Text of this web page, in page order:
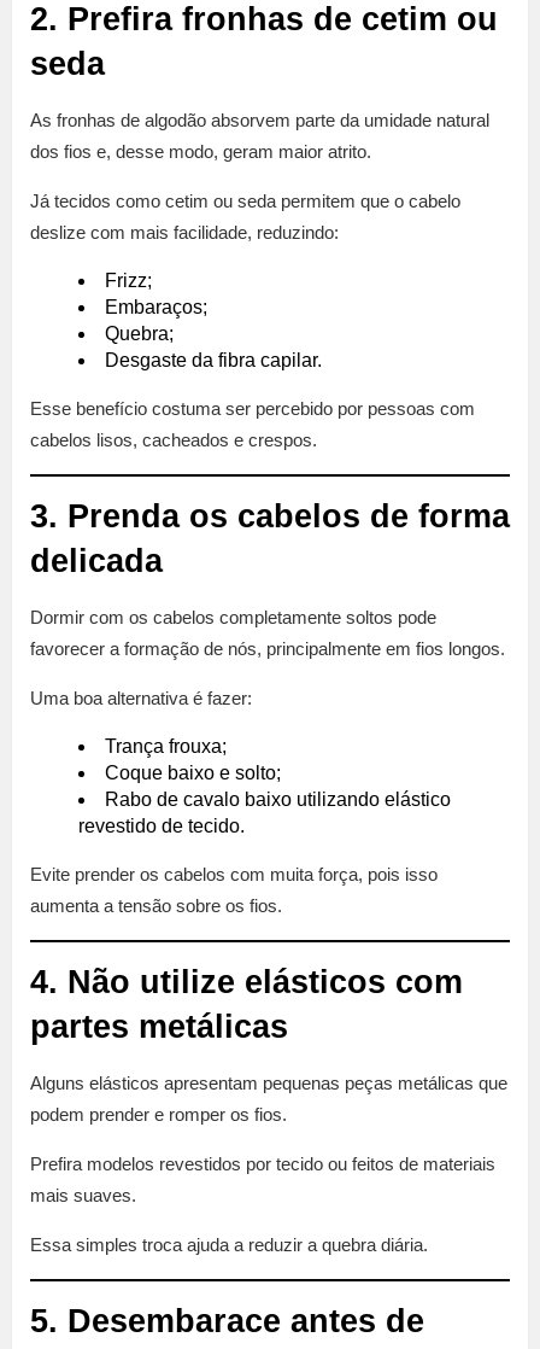
2. Prefira fronhas de cetim ou
seda
As fronhas de algodão absorvem parte da umidade natural
dos fios e, desse modo, geram maior atrito.
Já tecidos como cetim ou seda permitem que o cabelo
deslize com mais facilidade, reduzindo:
Frizz;
Embaraços;
Quebra;
Desgaste da fibra capilar.
Esse benefício costuma ser percebido por pessoas com
cabelos lisos, cacheados e crespos.
3. Prenda os cabelos de forma
delicada
Dormir com os cabelos completamente soltos pode
favorecer a formação de nós, principalmente em fios longos.
Uma boa alternativa é fazer:
Trança frouxa;
Coque baixo e solto;
Rabo de cavalo baixo utilizando elástico
revestido de tecido.
Evite prender os cabelos com muita força, pois isso
aumenta a tensão sobre os fios.
4. Não utilize elásticos com
partes metálicas
Alguns elásticos apresentam pequenas peças metálicas que
podem prender e romper os fios.
Prefira modelos revestidos por tecido ou feitos de materiais
mais suaves.
Essa simples troca ajuda a reduzir a quebra diária.
5. Desembarace antes de